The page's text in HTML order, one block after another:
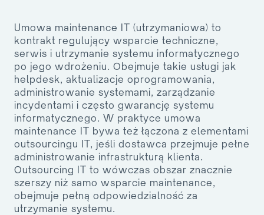
Umowa maintenance IT (utrzymaniowa) to
kontrakt regulujący wsparcie techniczne,
serwis i utrzymanie systemu informatycznego
po jego wdrożeniu. Obejmuje takie usługi jak
helpdesk, aktualizacje oprogramowania,
administrowanie systemami, zarządzanie
incydentami i często gwarancję systemu
informatycznego. W praktyce umowa
maintenance IT bywa też łączona z elementami
outsourcingu IT, jeśli dostawca przejmuje pełne
administrowanie infrastrukturą klienta.
Outsourcing IT to wówczas obszar znacznie
szerszy niż samo wsparcie maintenance,
obejmuje pełną odpowiedzialność za
utrzymanie systemu.